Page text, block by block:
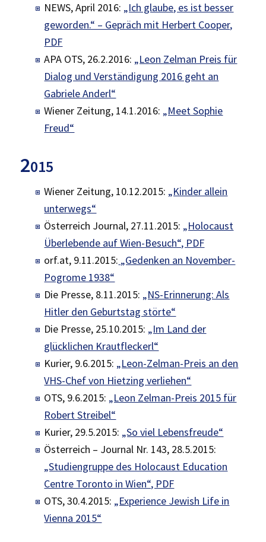
NEWS, April 2016: „Ich glaube, es ist besser
geworden.“ – Gepräch mit Herbert Cooper,
PDF
APA OTS, 26.2.2016: „Leon Zelman Preis für
Dialog und Verständigung 2016 geht an
Gabriele Anderl“
Wiener Zeitung, 14.1.2016: „Meet Sophie
Freud“
2015
Wiener Zeitung, 10.12.2015: „Kinder allein
unterwegs“
Österreich Journal, 27.11.2015: „Holocaust
Überlebende auf Wien-Besuch“, PDF
orf.at, 9.11.2015: „Gedenken an November-
Pogrome 1938“
Die Presse, 8.11.2015: „NS-Erinnerung: Als
Hitler den Geburtstag störte“
Die Presse, 25.10.2015: „Im Land der
glücklichen Krautfleckerl“
Kurier, 9.6.2015: „Leon-Zelman-Preis an den
VHS-Chef von Hietzing verliehen“
OTS, 9.6.2015: „Leon Zelman-Preis 2015 für
Robert Streibel“
Kurier, 29.5.2015: „So viel Lebensfreude“
Österreich – Journal Nr. 143, 28.5.2015:
„Studiengruppe des Holocaust Education
Centre Toronto in Wien“, PDF
OTS, 30.4.2015: „Experience Jewish Life in
Vienna 2015“